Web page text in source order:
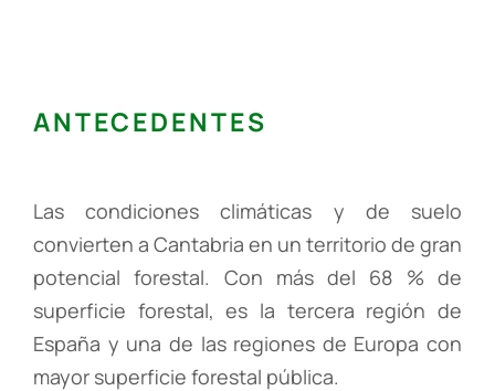
ANTECEDENTES
Las condiciones climáticas y de suelo
convierten a Cantabria en un territorio de gran
potencial forestal. Con más del 68 % de
superficie forestal, es la tercera región de
España y una de las regiones de Europa con
mayor superficie forestal pública.